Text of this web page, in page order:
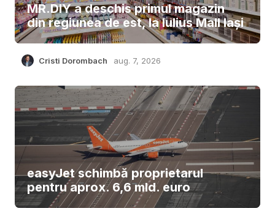
MR.DIY a deschis primul magazin
din regiunea de est, la Iulius Mall Iași
Cristi Dorombach aug. 7, 2026
easyJet schimbă proprietarul
pentru aprox. 6,6 mld. euro